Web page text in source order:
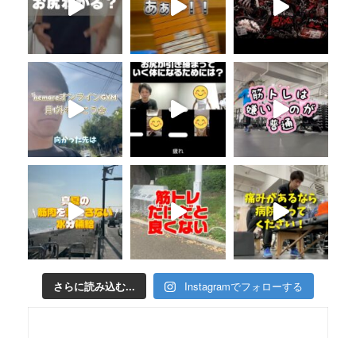
さらに読み込む... Instagramでフォローする